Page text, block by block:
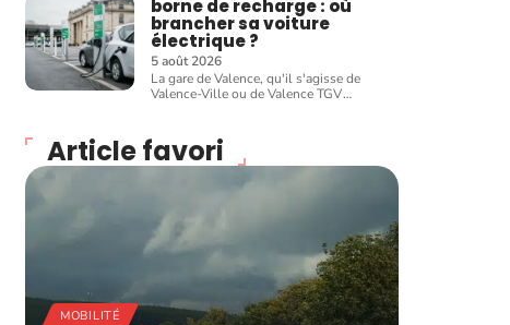
borne de recharge : où
brancher sa voiture
électrique ?
5 août 2026
La gare de Valence, qu'il s'agisse de
Valence-Ville ou de Valence TGV…
Article favori
MOBILITÉ